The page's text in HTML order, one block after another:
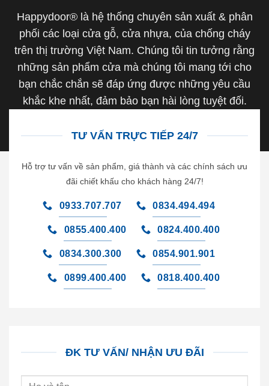
Happydoor® là hệ thống chuyên sản xuất & phân
phối các loại cửa gỗ, cửa nhựa, của chống cháy
trên thị trường Việt Nam. Chúng tôi tin tưởng rằng
những sản phẩm cửa mà chúng tôi mang tới cho
bạn chắc chắn sẽ đáp ứng được những yêu cầu
khắc khe nhất, đảm bảo bạn hài lòng tuyệt đối.
TƯ VẤN TRỰC TIẾP 24/7
Hỗ trợ tư vấn về sản phẩm, giá thành và các chính sách ưu
đãi chiết khấu cho khách hàng 24/7!
0933.707.707 0834.494.494
0855.400.400 0824.400.400
0834.300.300 0854.901.901
0899.400.400 0818.400.400
ĐK TƯ VẤN/ NHẬN ƯU ĐÃI